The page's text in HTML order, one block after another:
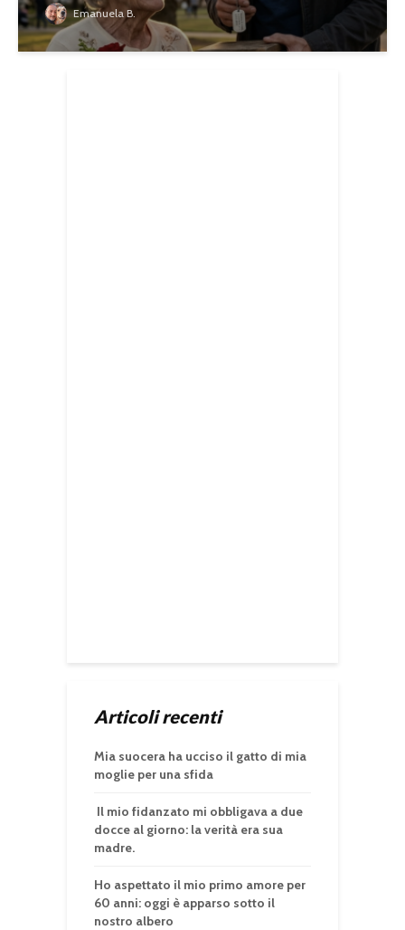
Emanuela B.
Articoli recenti
Mia suocera ha ucciso il gatto di mia
moglie per una sfida
Il mio fidanzato mi obbligava a due
docce al giorno: la verità era sua
madre.
Ho aspettato il mio primo amore per
60 anni: oggi è apparso sotto il
nostro albero